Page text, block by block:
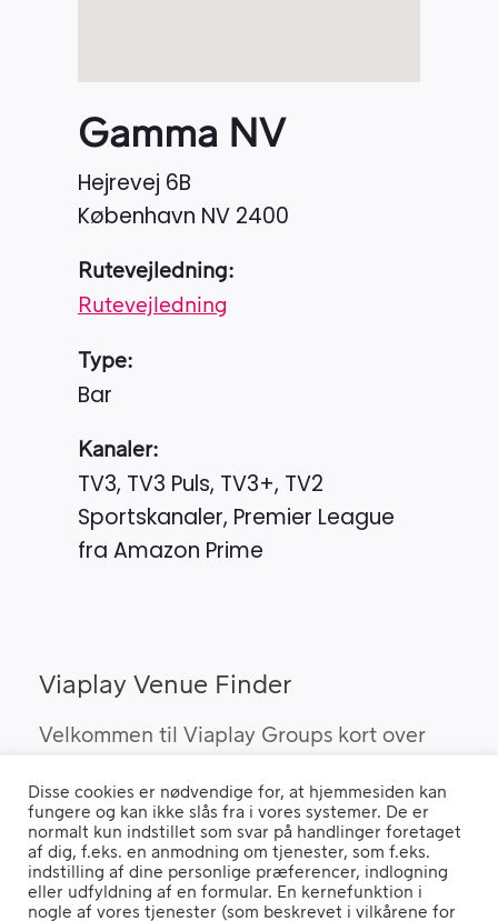
Gamma NV
Hejrevej 6B
København NV 2400
Rutevejledning:
Rutevejledning
Type:
Bar
Kanaler:
TV3, TV3 Puls, TV3+, TV2
Sportskanaler, Premier League
fra Amazon Prime
Viaplay Venue Finder
Velkommen til Viaplay Groups kort over
finde barer, pubber og hoteller, som kan
vise Viaplay’s sportsrettigheder i Danmark.
Hvis du benytter en "Ad Blocker" vil du opleve, at siden ikke fungerer
Disse cookies er nødvendige for, at hjemmesiden kan
fungere og kan ikke slås fra i vores systemer. De er
normalt kun indstillet som svar på handlinger foretaget
af dig, f.eks. en anmodning om tjenester, som f.eks.
indstilling af dine personlige præferencer, indlogning
eller udfyldning af en formular. En kernefunktion i
nogle af vores tjenester (som beskrevet i vilkårene for